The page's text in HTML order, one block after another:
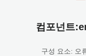
컴포넌트
구성 요소: 오